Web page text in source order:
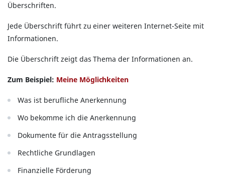
Überschriften.
Jede Überschrift führt zu einer weiteren Internet-Seite mit
Informationen.
Die Überschrift zeigt das Thema der Informationen an.
Zum Beispiel: Meine Möglichkeiten
Was ist berufliche Anerkennung
Wo bekomme ich die Anerkennung
Dokumente für die Antragsstellung
Rechtliche Grundlagen
Finanzielle Förderung